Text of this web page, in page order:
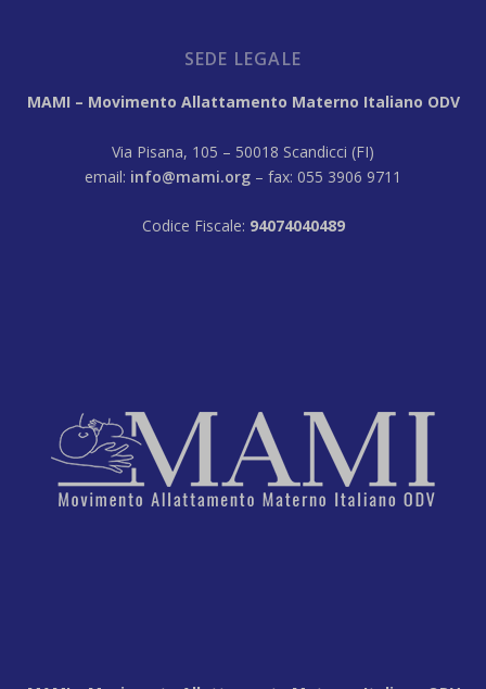
SEDE LEGALE
MAMI – Movimento Allattamento Materno Italiano ODV
Via Pisana, 105 – 50018 Scandicci (FI)
email: info@mami.org – fax: 055 3906 9711
Codice Fiscale: 94074040489